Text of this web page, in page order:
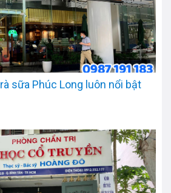
sữa Phúc Long luôn nổi bật